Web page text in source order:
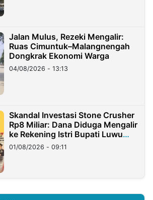
Jalan Mulus, Rezeki Mengalir:
Ruas Cimuntuk–Malangnengah
Dongkrak Ekonomi Warga
04/08/2026 - 13:13
Skandal Investasi Stone Crusher
Rp8 Miliar: Dana Diduga Mengalir
ke Rekening Istri Bupati Luwu
Timur
01/08/2026 - 09:11